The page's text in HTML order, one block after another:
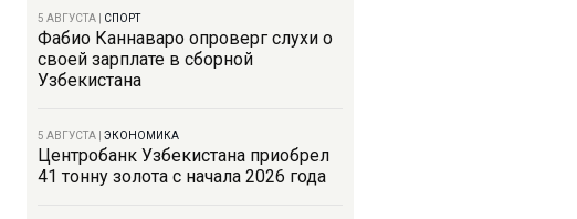
5 АВГУСТА СПОРТ
Фабио Каннаваро опроверг слухи о
своей зарплате в сборной
Узбекистана
5 АВГУСТА ЭКОНОМИКА
Центробанк Узбекистана приобрел
41 тонну золота с начала 2026 года